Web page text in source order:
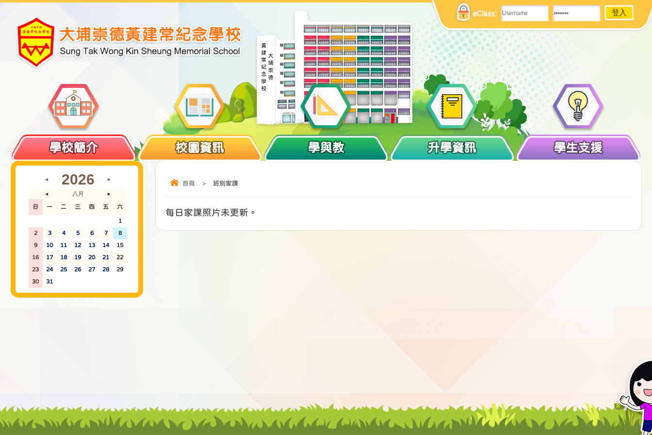
eClass:
學校簡介 校園資訊 學與教 升學資訊 學生支援
首頁 > 班別家課
每日家課照片未更新。
◄ 2026 ►
◄ 八月 ►
日 一 二 三 四 五 六
1
2 3 4 5 6 7 8
9 10 11 12 13 14 15
16 17 18 19 20 21 22
23 24 25 26 27 28 29
30 31